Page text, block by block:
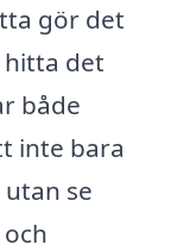
gör det
det
både
inte bara
se